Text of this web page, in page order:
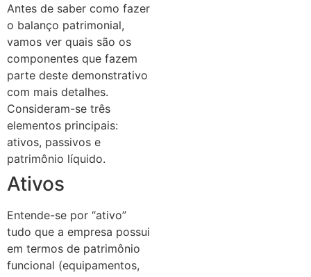
Antes de saber como fazer
o balanço patrimonial,
vamos ver quais são os
componentes que fazem
parte deste demonstrativo
com mais detalhes.
Consideram-se três
elementos principais:
ativos, passivos e
patrimônio líquido.
Ativos
Entende-se por “ativo”
tudo que a empresa possui
em termos de patrimônio
funcional (equipamentos,